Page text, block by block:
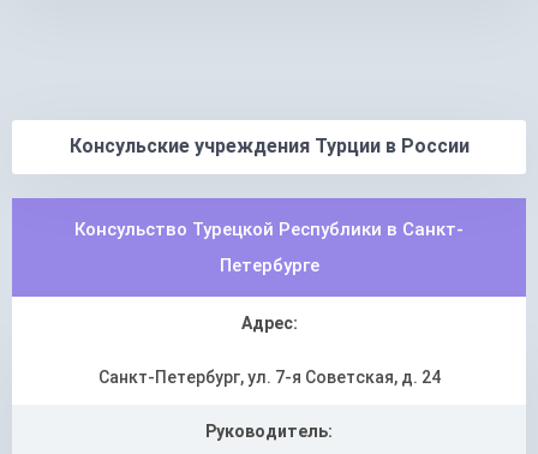
Консульские учреждения Турции в России
Консульство Турецкой Республики в Санкт-
Петербурге
Адрес:
Санкт-Петербург, ул. 7-я Советская, д. 24
Руководитель: